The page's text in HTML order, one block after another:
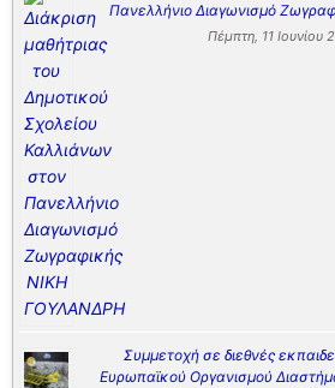
Πανελλήνιο Διαγωνισμό
Πέμπτη, 11 Ιουνίου
Συμμετοχή σε διεθνές
Ευρωπαϊκού Οργανισμού